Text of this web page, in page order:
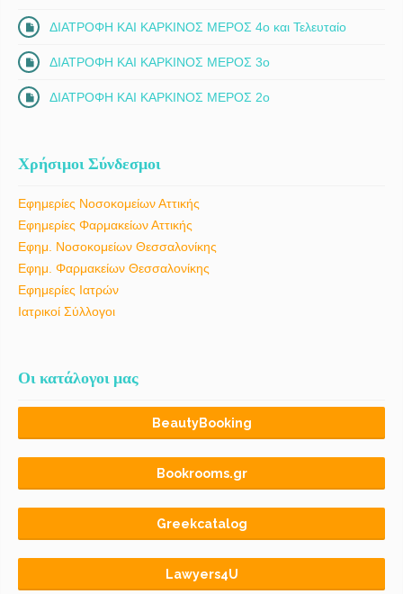
ΔΙΑΤΡΟΦΗ ΚΑΙ ΚΑΡΚΙΝΟΣ ΜΕΡΟΣ 4ο και Τελευταίο
ΔΙΑΤΡΟΦΗ ΚΑΙ ΚΑΡΚΙΝΟΣ ΜΕΡΟΣ 3ο
ΔΙΑΤΡΟΦΗ ΚΑΙ ΚΑΡΚΙΝΟΣ ΜΕΡΟΣ 2ο
Χρήσιμοι Σύνδεσμοι
Εφημερίες Νοσοκομείων Αττικής
Εφημερίες Φαρμακείων Αττικής
Εφημ. Νοσοκομείων Θεσσαλονίκης
Εφημ. Φαρμακείων Θεσσαλονίκης
Εφημερίες Ιατρών
Ιατρικοί Σύλλογοι
Οι κατάλογοι μας
BeautyBooking
Bookrooms.gr
Greekcatalog
Lawyers4U